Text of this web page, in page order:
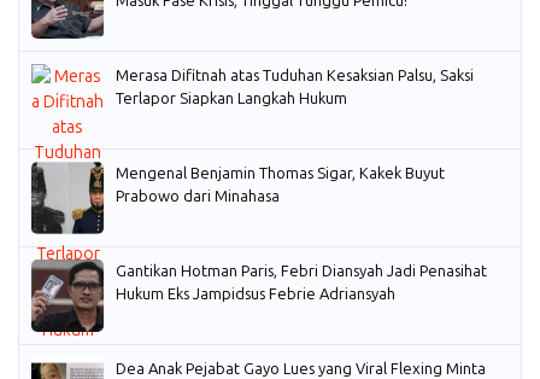
Merasa Difitnah atas Tuduhan Kesaksian Palsu, Saksi
Terlapor Siapkan Langkah Hukum
Mengenal Benjamin Thomas Sigar, Kakek Buyut
Prabowo dari Minahasa
Gantikan Hotman Paris, Febri Diansyah Jadi Penasihat
Hukum Eks Jampidsus Febrie Adriansyah
Dea Anak Pejabat Gayo Lues yang Viral Flexing Minta